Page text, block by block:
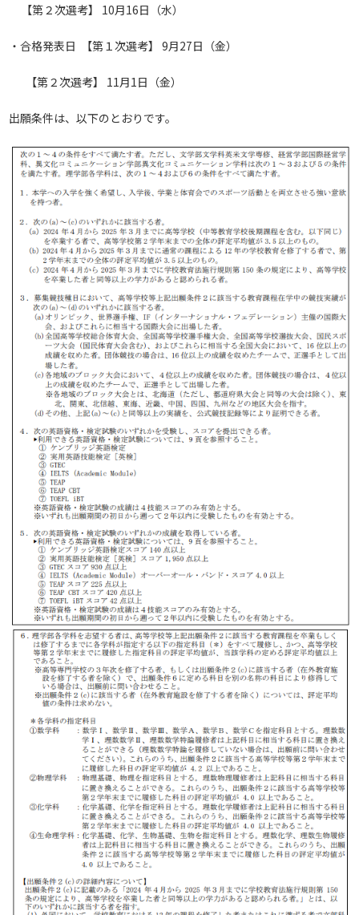
【第２次選考】 10月16日（水）
・合格発表日 【第１次選考】 9月27日（金）
【第２次選考】 11月1日（金）
出願条件は、以下のとおりです。